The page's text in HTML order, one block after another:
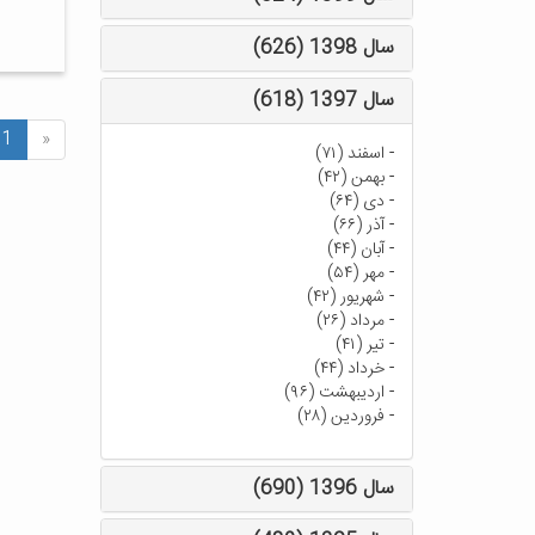
«
1
سال 1398 (626)
سال 1397 (618)
- اسفند (۷۱)
-بهمن (۴۲)
- دی (۶۴)
-آذر (۶۶)
-آبان (۴۴)
-مهر (۵۴)
- شهریور (۴۲)
-مرداد (۲۶)
-تیر (۴۱)
-خرداد (۴۴)
- اردیبهشت (۹۶)
- فروردین (۲۸)
سال 1396 (690)